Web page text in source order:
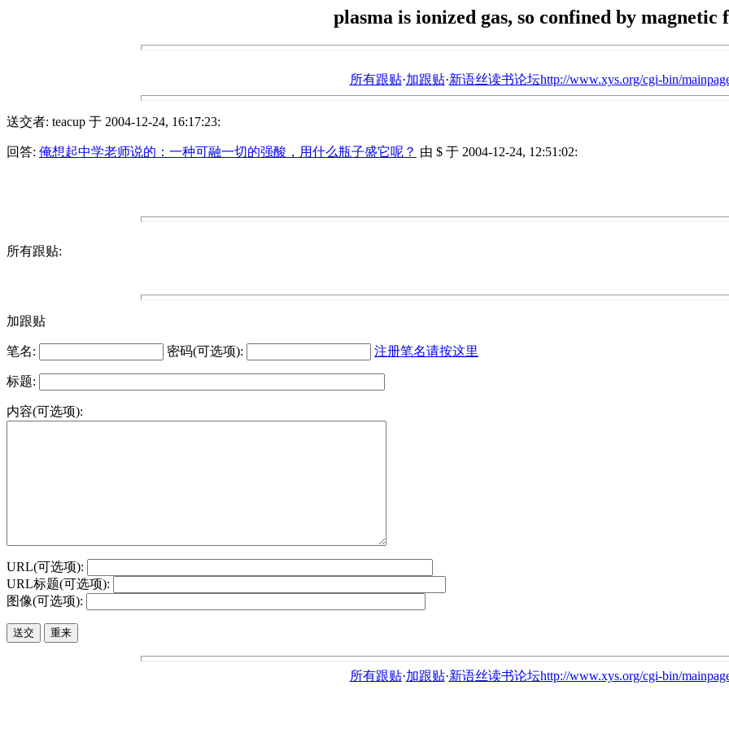
plasma is ionized gas, so confined by magnetic
所有跟贴·加跟贴·新语丝读书论坛http://www.xys.org/cgi-bin/
送交者: teacup 于 2004-12-24, 16:17:23:
回答: 俺想起中学老师说的：一种可融一切的强酸，用什么瓶子盛它呢？ 由 $ 于 2004-12-24, 12:51:02:
所有跟贴:
加跟贴
笔名: 密码(可选项): 注册笔名请按这里
标题:
内容(可选项):
URL(可选项):
URL标题(可选项):
图像(可选项):
所有跟贴·加跟贴·新语丝读书论坛http://www.xys.org/cgi-bin/